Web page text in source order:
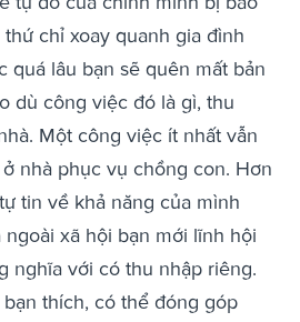
chỉ xoay quanh gia đình
quá lâu bạn sẽ quên mất bản
dù công việc đó là gì, thu
Một công việc ít nhất vẫn
nhà phục vụ chồng con. Hơn
tin về khả năng của mình
xã hội bạn mới lĩnh hội
nghĩa với có thu nhập riêng.
thích, có thể đóng góp